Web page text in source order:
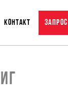
КОНТАКТ ЗАПРОС